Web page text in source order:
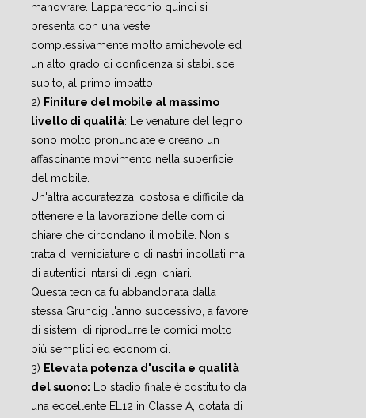
manovrare. Lapparecchio quindi si
presenta con una veste
complessivamente molto amichevole ed
un alto grado di confidenza si stabilisce
subito, al primo impatto.
2) Finiture del mobile al massimo
livello di qualità: Le venature del legno
sono molto pronunciate e creano un
affascinante movimento nella superficie
del mobile.
Un'altra accuratezza, costosa e difficile da
ottenere e la lavorazione delle cornici
chiare che circondano il mobile. Non si
tratta di verniciature o di nastri incollati ma
di autentici intarsi di legni chiari.
Questa tecnica fu abbandonata dalla
stessa Grundig l'anno successivo, a favore
di sistemi di riprodurre le cornici molto
più semplici ed economici.
3) Elevata potenza d'uscita e qualità
del suono: Lo stadio finale è costituito da
una eccellente EL12 in Classe A, dotata di